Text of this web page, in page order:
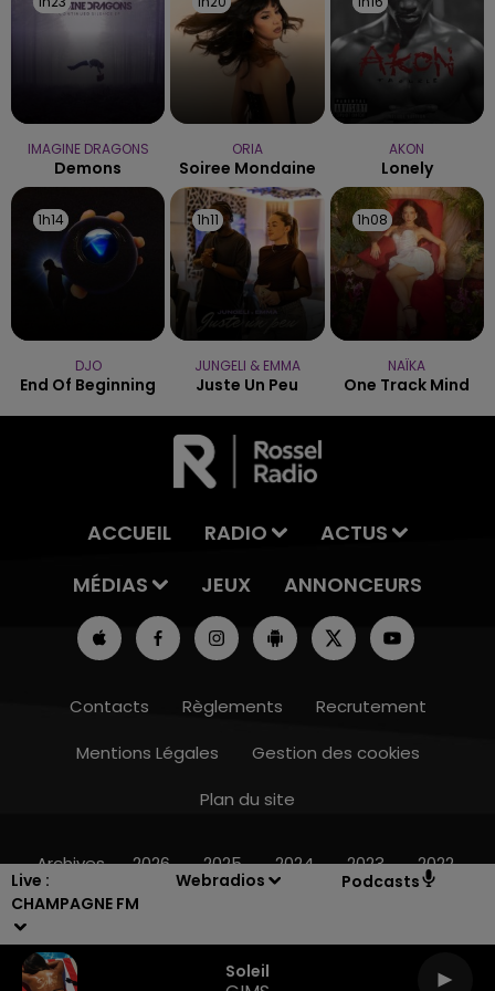
Live :
CHAMPAGNE FM
Webradios Podcasts
Soleil
IMAGINE DRAGONS
Demons
ORIA
Soiree Mondaine
AKON
Lonely
1h14
1h14
DJO
End Of Beginning
1h11
1h11
JUNGELI & EMMA
Juste Un Peu
1h08
1h08
NAÏKA
One Track Mind
ACCUEIL RADIO
ACTUS
MÉDIAS
JEUX ANNONCEURS
Contacts Règlements
Recrutement
Mentions Légales
Gestion des cookies
Plan du site
Archives 2026 2025 2024 2023 2022